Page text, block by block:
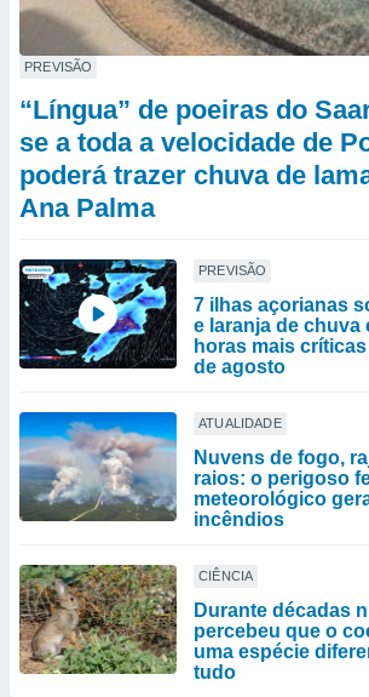
PREVISÃO
“Língua” de poeiras do
se a toda a velocidade de
poderá trazer chuva de
Ana Palma
PREVISÃO
7 ilhas açorianas
e laranja de chuva
horas mais
de agosto
ATUALIDADE
Nuvens de fogo,
raios: o perigoso
meteorológico
incêndios
CIÊNCIA
Durante décadas
percebeu que o
uma espécie
tudo